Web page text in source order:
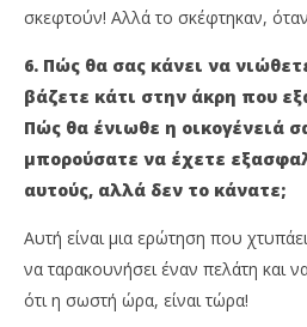
σκεφτούν! Αλλά το σκέφτηκαν,
6. Πώς θα σας κάνει να
βάζετε κάτι στην άκρη που
Πώς θα ένιωθε η οικογένειά
μπορούσατε να έχετε
αυτούς, αλλά δεν το κάνατε;
Αυτή είναι μια ερώτηση που
να ταρακουνήσει έναν πελάτη και
ότι η σωστή ώρα, είναι τώρα!